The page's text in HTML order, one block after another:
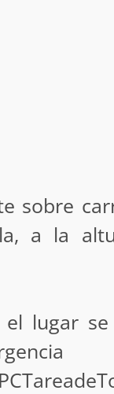
sobre
a la
lugar
a la
Pedro